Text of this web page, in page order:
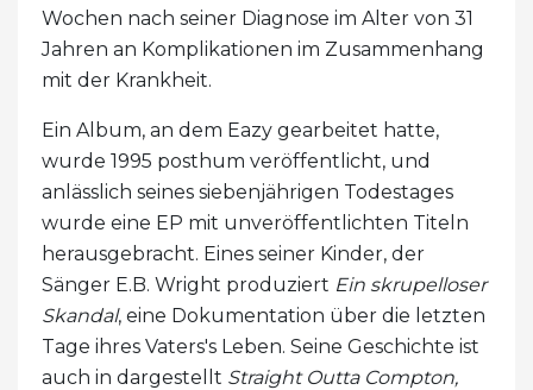
Wochen nach seiner Diagnose im Alter von 31
Jahren an Komplikationen im Zusammenhang
mit der Krankheit.
Ein Album, an dem Eazy gearbeitet hatte,
wurde 1995 posthum veröffentlicht, und
anlässlich seines siebenjährigen Todestages
wurde eine EP mit unveröffentlichten Titeln
herausgebracht. Eines seiner Kinder, der
Sänger E.B. Wright produziert Ein skrupelloser
Skandal, eine Dokumentation über die letzten
Tage ihres Vaters's Leben. Seine Geschichte ist
auch in dargestellt Straight Outta Compton,